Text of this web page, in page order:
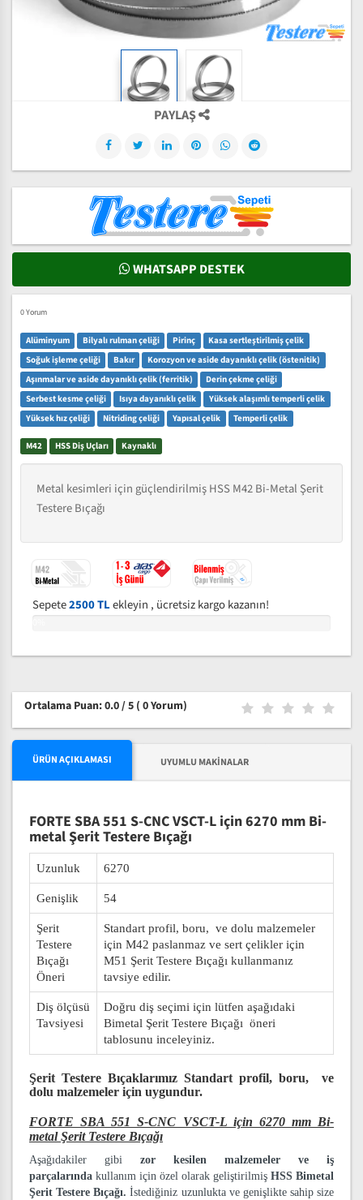
PAYLAŞ
WHATSAPP DESTEK
0 Yorum
Alüminyum Bilyalı rulman çeliği Pirinç
Kasa sertleştirilmiş çelik
Soğuk işleme çeliği
Bakır
Korozyon ve aside dayanıklı çelik (östenitik)
Aşınmalar ve aside dayanıklı çelik (ferritik)
Derin çekme çeliği
Serbest kesme çeliği
Isıya dayanıklı çelik
Yüksek alaşımlı temperli çelik
Yüksek hız çeliği
Nitriding çeliği Yapısal çelik Temperli çelik
M42 HSS Diş Uçları Kaynaklı
Metal kesimleri için güçlendirilmiş HSS M42 Bi-Metal Şerit
Testere Bıçağı
Sepete2500 TLekleyin , ücretsiz kargo kazanın!
Ortalama Puan: 0.0 / 5 ( 0 Yorum)
ÜRÜN AÇIKLAMASI UYUMLU MAKINALAR
FORTE SBA 551 S-CNC VSCT-L için 6270 mm Bi-
metal Şerit Testere Bıçağı
Uzunluk 6270
Genişlik 54
Şerit
Testere
Bıçağı
Öneri
Standart profil, boru, ve dolu malzemeler
için M42 paslanmaz ve sert çelikler için
M51 Şerit Testere Bıçağı kullanmanız
tavsiye edilir.
Diş ölçüsü
Tavsiyesi
Doğru diş seçimi için lütfen aşağıdaki
Bimetal Şerit Testere Bıçağı öneri
tablosunu inceleyiniz.
Şerit Testere Bıçaklarımız Standart profil, boru, ve
dolu malzemeler için uygundur.
FORTE SBA 551 S-CNC VSCT-L için 6270 mm Bi-
metal Şerit Testere Bıçağı
Aşağıdakiler gibi zor kesilen malzemeler ve iş
parçalarında kullanım için özel olarak geliştirilmiş HSS Bimetal
Şerit Testere Bıçağı.İstediğiniz uzunlukta ve genişlikte sahip size